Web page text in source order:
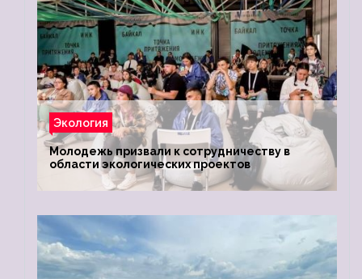
Экология
Молодежь призвали к сотрудничеству в
области экологических проектов